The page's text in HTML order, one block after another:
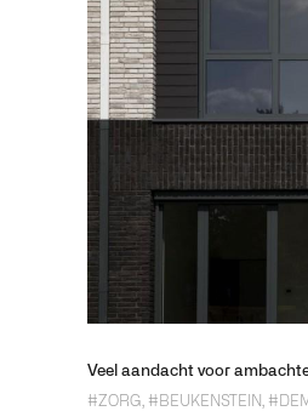
Veel aandacht voor
#ZORG #BEUKENSTEIN